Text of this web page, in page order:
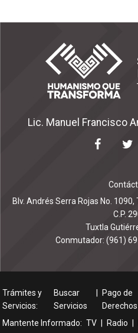
Lic. Manuel Francisco
Blv. Andrés Serra Rojas No.
C.P.
Tuxtla
Conmutador: (961)
Trámites y
Servicios:
Buscar
Servicios
Pago de
Derechos
Mantente Informado: TV Radio